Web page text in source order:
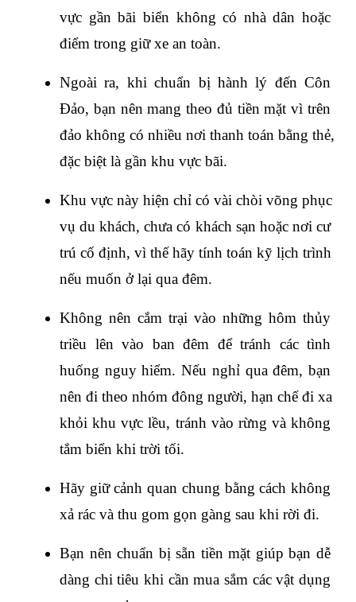
vực gần bãi biển không có nhà dân hoặc
điểm trong giữ xe an toàn.
Ngoài ra, khi chuẩn bị hành lý đến Côn
Đảo, bạn nên mang theo đủ tiền mặt vì trên
đảo không có nhiều nơi thanh toán bằng thẻ,
đặc biệt là gần khu vực bãi.
Khu vực này hiện chỉ có vài chòi võng phục
vụ du khách, chưa có khách sạn hoặc nơi cư
trú cố định, vì thế hãy tính toán kỹ lịch trình
nếu muốn ở lại qua đêm.
Không nên cắm trại vào những hôm thủy
triều lên vào ban đêm để tránh các tình
huống nguy hiểm. Nếu nghỉ qua đêm, bạn
nên đi theo nhóm đông người, hạn chế đi xa
khỏi khu vực lều, tránh vào rừng và không
tắm biển khi trời tối.
Hãy giữ cảnh quan chung bằng cách không
xả rác và thu gom gọn gàng sau khi rời đi.
Bạn nên chuẩn bị sẵn tiền mặt giúp bạn dễ
dàng chi tiêu khi cần mua sắm các vật dụng